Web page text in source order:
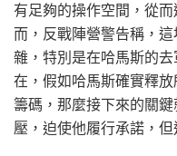
有足夠的操作空間，從
而，反戰陣營警告稱，
雜，特別是在哈馬斯的
在，假如哈馬斯確實釋
籌碼，那麼接下來的關
壓，迫使他履行承諾，